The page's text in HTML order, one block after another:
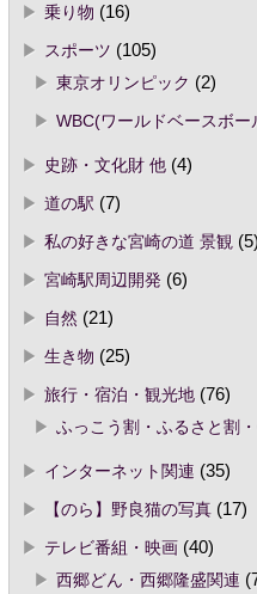
乗り物 (16)
スポーツ (105)
東京オリンピック (2)
WBC(ワールドベースボー
史跡・文化財 他(4)
道の駅 (7)
私の好きな宮崎の道 景観 (5)
宮崎駅周辺開発(6)
自然 (21)
生き物 (25)
旅行・宿泊・観光地(76)
ふっこう割・ふるさと割
インターネット関連 (35)
【のら】野良猫の写真(17)
テレビ番組・映画(40)
西郷どん・西郷隆盛関連